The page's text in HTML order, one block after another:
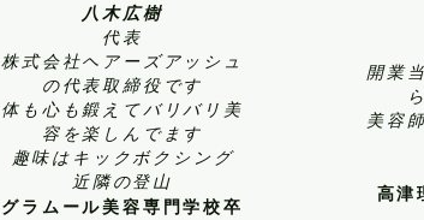
八木広樹
代表
​株式会社ヘアーズアッシュ
の代表取締役です
体も心も鍛えてバリバリ美
容を楽しんでます
​趣味はキックボクシング
​近隣の登山
​グラムール美容専門学校卒
開業
美容
高津